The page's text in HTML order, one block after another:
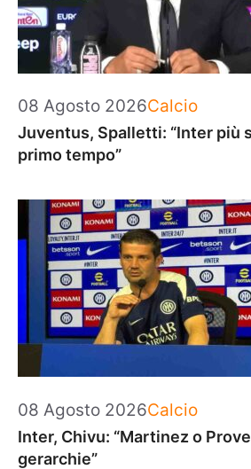
08 Agosto 2026Categorie
Calcio
Juventus, Spalletti: “Inter più
primo tempo”
08 Agosto 2026Categorie
Calcio
Inter, Chivu: “Martinez o
gerarchie”